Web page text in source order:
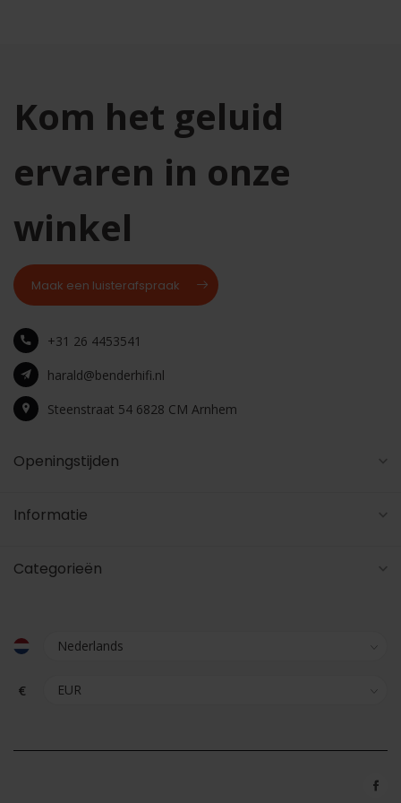
Kom het geluid
ervaren in onze
winkel
Maak een luisterafspraak
+31 26 4453541
harald@benderhifi.nl
Steenstraat 54 6828 CM Arnhem
Openingstijden
Informatie
Categorieën
€